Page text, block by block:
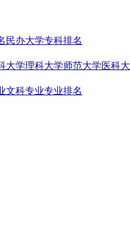
民办大学专科排名
大学理科大学师范大学医科
文科专业专业排名